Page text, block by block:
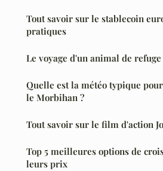
Tout savoir sur le stablecoin
pratiques
Le voyage d'un animal de
Quelle est la météo typique
le Morbihan ?
Tout savoir sur le film d'action
Top 5 meilleures options de
leurs prix